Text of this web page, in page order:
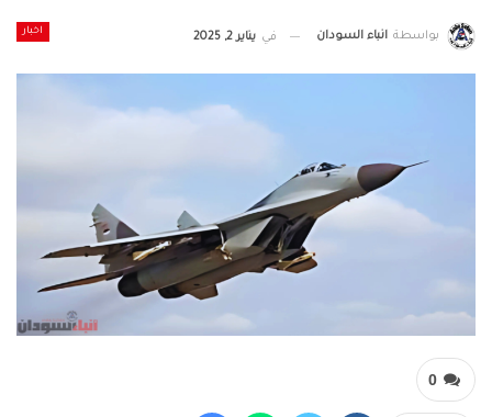
اخبار بواسطة انباء السودان في يناير 2, 2025
0